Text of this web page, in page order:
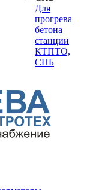
Для
прогрева
бетона
станции
КТПТО,
СПБ